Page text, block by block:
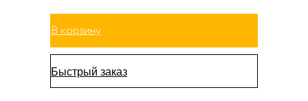
В корзину
Быстрый заказ